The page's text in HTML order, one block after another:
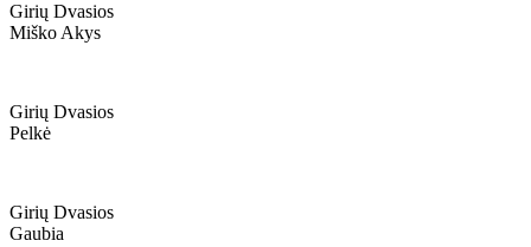
Girių Dvasios
Miško Akys
Girių Dvasios
Pelkė
Girių Dvasios
Gaubia